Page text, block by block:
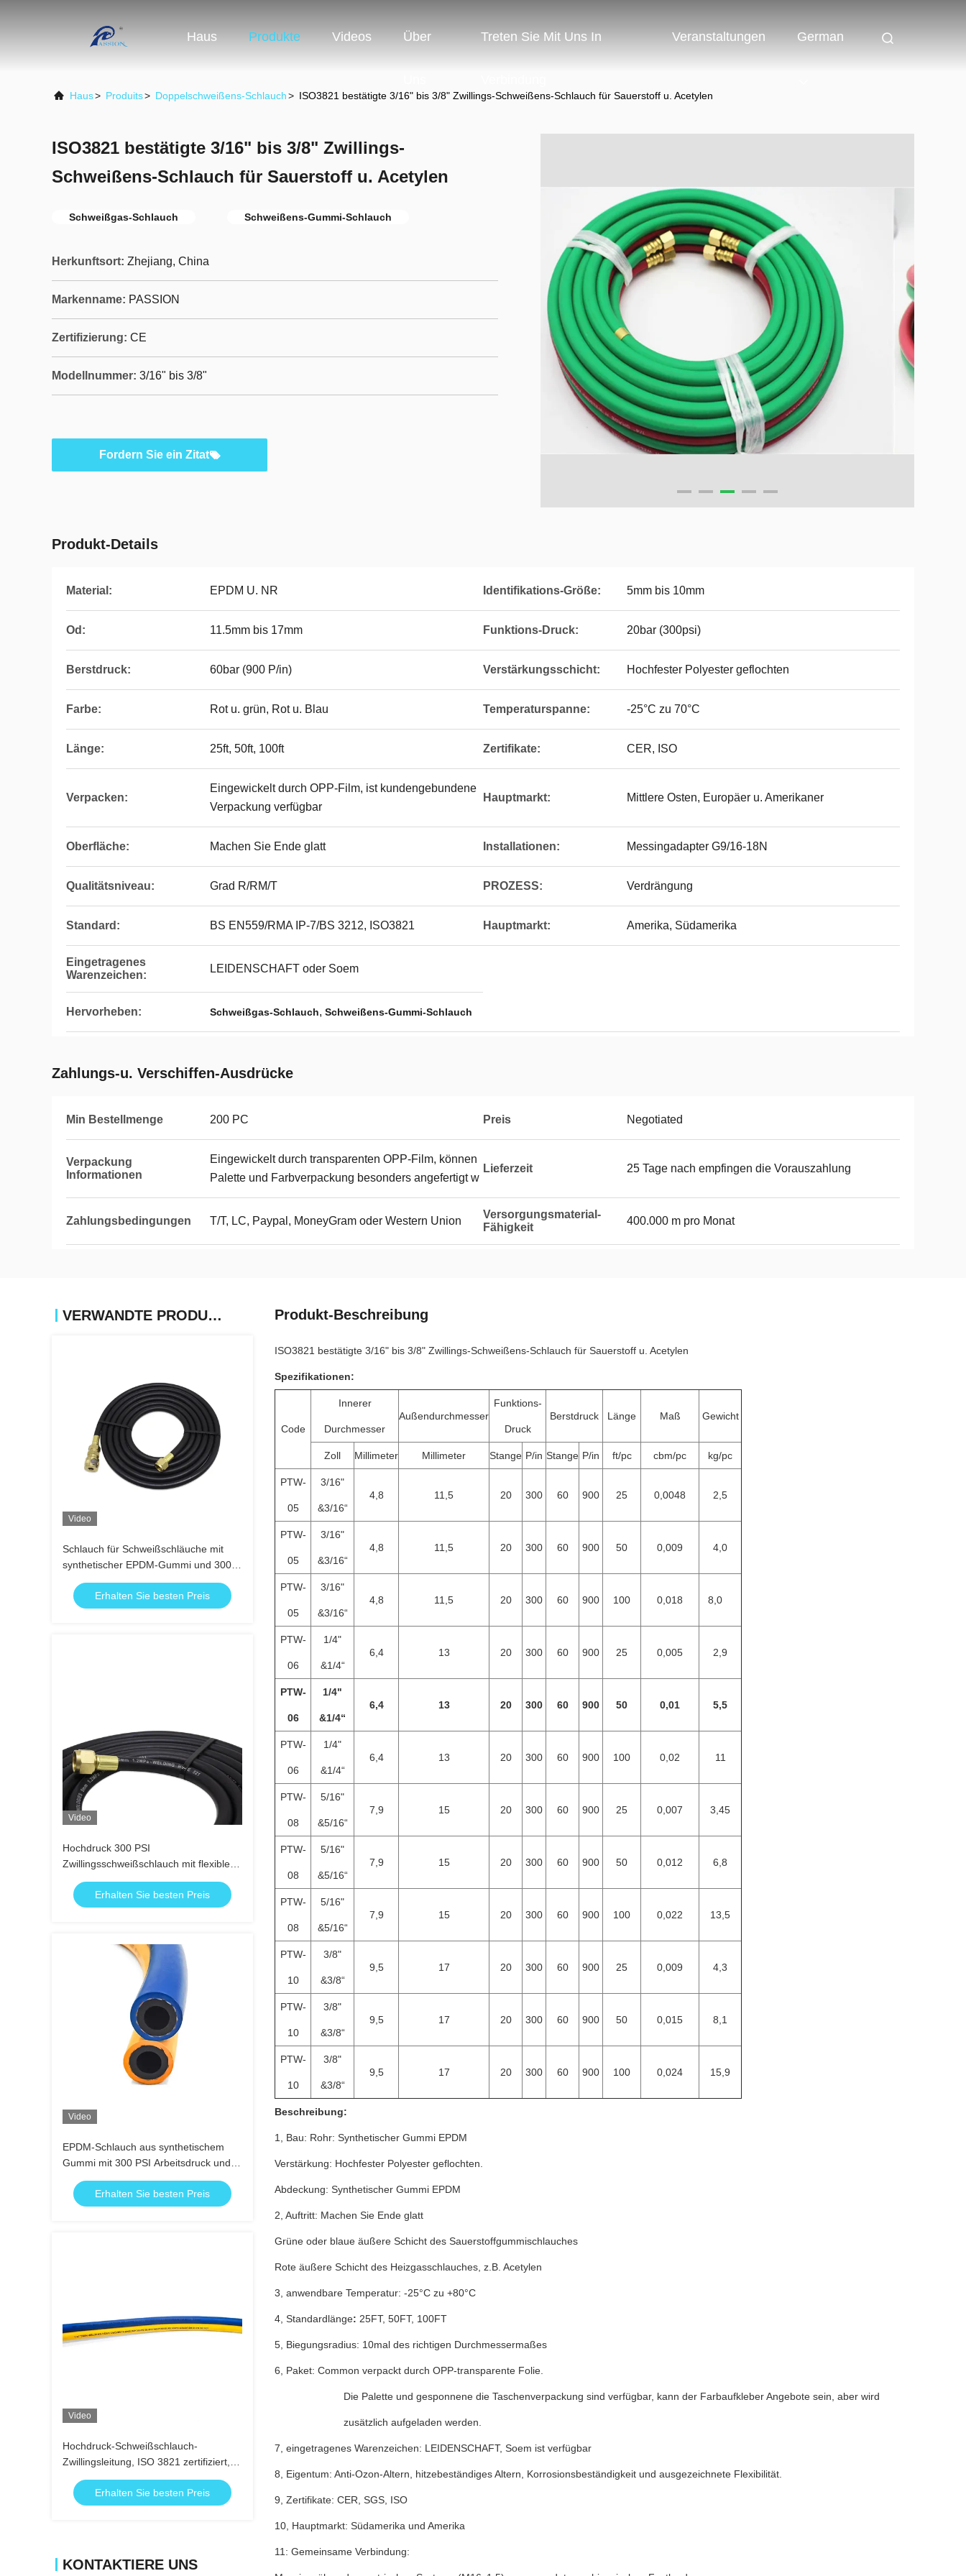
Haus Produkte Videos Über Treten Sie Mit Uns In Veranstaltungen German
Haus> Produits> Doppelschweißens-Schlauch> ISO3821 bestätigte 3/16" bis 3/8" Zwillings-Schweißens-Schlauch für Sauerstoff u. Acetylen
ISO3821 bestätigte 3/16" bis 3/8" Zwillings-
Schweißens-Schlauch für Sauerstoff u. Acetylen
Schweißgas-Schlauch Schweißens-Gummi-Schlauch
Herkunftsort: Zhejiang, China
Markenname: PASSION
Zertifizierung: CE
Modellnummer: 3/16" bis 3/8"
Fordern Sie ein Zitat
Produkt-Details
Material: EPDM U. NR Identifikations-Größe: 5mm bis 10mm
Od: 11.5mm bis 17mm Funktions-Druck: 20bar (300psi)
Berstdruck: 60bar (900 P/in) Verstärkungsschicht: Hochfester Polyester geflochten
Farbe: Rot u. grün, Rot u. Blau Temperaturspanne: -25°C zu 70°C
Länge: 25ft, 50ft, 100ft Zertifikate: CER, ISO
Verpacken:
Eingewickelt durch OPP-Film, ist kundengebundene
Verpackung verfügbar
Hauptmarkt: Mittlere Osten, Europäer u. Amerikaner
Oberfläche: Machen Sie Ende glatt Installationen: Messingadapter G9/16-18N
Qualitätsniveau: Grad R/RM/T PROZESS: Verdrängung
Standard: BS EN559/RMA IP-7/BS 3212, ISO3821 Hauptmarkt: Amerika, Südamerika
Eingetragenes
Warenzeichen:
LEIDENSCHAFT oder Soem
Hervorheben: Schweißgas-Schlauch, Schweißens-Gummi-Schlauch
Zahlungs-u. Verschiffen-Ausdrücke
Min Bestellmenge 200 PC Preis Negotiated
Verpackung
Informationen
Eingewickelt durch transparenten OPP-Film, können
Palette und Farbverpackung besonders angefertigt w
Lieferzeit 25 Tage nach empfingen die Vorauszahlung
Zahlungsbedingungen T/T, LC, Paypal, MoneyGram oder Western Union
Versorgungsmaterial-
Fähigkeit
400.000 m pro Monat
VERWANDTE PRODUKTE
Video
Schlauch für Schweißschläuche mit
synthetischer EPDM-Gummi und 300
PSI Arbeitsdruck für industrielles
SchweißenErhalten Sie besten Preis
Video
Hochdruck 300 PSI
Zwillingsschweißschlauch mit flexibler
Gummibauweise und beweglichen
Messingbefestigungen
Erhalten Sie besten Preis
Video
EPDM-Schlauch aus synthetischem
Gummi mit 300 PSI Arbeitsdruck und
ISO 3821-Zertifizierung für Baustellen
Erhalten Sie besten Preis
Video
Hochdruck-Schweißschlauch-
Zwillingsleitung, ISO 3821 zertifiziert,
mit synthetischem EPDM-Kautschuk für
Gasschweißen und -schneiden
Erhalten Sie besten Preis
KONTAKTIERE UNS
Produkt-Beschreibung
ISO3821 bestätigte 3/16" bis 3/8" Zwillings-Schweißens-Schlauch für Sauerstoff u. Acetylen
Spezifikationen:
Code
Innerer
Durchmesser
Außendurchmesser
Funktions-
Druck
Berstdruck Länge Maß Gewicht
Zoll Millimeter Millimeter Stange P/in Stange P/in ft/pc cbm/pc kg/pc
PTW-
05
3/16"
&3/16“
4,8 11,5 20 300 60 900 25 0,0048 2,5
PTW-
05
3/16"
&3/16“
4,8 11,5 20 300 60 900 50 0,009 4,0
PTW-
05
3/16"
&3/16“
4,8 11,5 20 300 60 900 100 0,018 8,0
PTW-
06
1/4"
&1/4“
6,4 13 20 300 60 900 25 0,005 2,9
PTW-
06
1/4"
&1/4“
6,4 13 20 300 60 900 50 0,01 5,5
PTW-
06
1/4"
&1/4“
6,4 13 20 300 60 900 100 0,02 11
PTW-
08
5/16"
&5/16“
7,9 15 20 300 60 900 25 0,007 3,45
PTW-
08
5/16"
&5/16“
7,9 15 20 300 60 900 50 0,012 6,8
PTW-
08
5/16"
&5/16“
7,9 15 20 300 60 900 100 0,022 13,5
PTW-
10
3/8"
&3/8“
9,5 17 20 300 60 900 25 0,009 4,3
PTW-
10
3/8"
&3/8“
9,5 17 20 300 60 900 50 0,015 8,1
PTW-
10
3/8"
&3/8“
9,5 17 20 300 60 900 100 0,024 15,9
Beschreibung:
1, Bau: Rohr: Synthetischer Gummi EPDM
Verstärkung: Hochfester Polyester geflochten.
Abdeckung: Synthetischer Gummi EPDM
2, Auftritt: Machen Sie Ende glatt
Grüne oder blaue äußere Schicht des Sauerstoffgummischlauches
Rote äußere Schicht des Heizgasschlauches, z.B. Acetylen
3, anwendbare Temperatur: -25°C zu +80°C
4, Standardlänge: 25FT, 50FT, 100FT
5, Biegungsradius: 10mal des richtigen Durchmessermaßes
6, Paket: Common verpackt durch OPP-transparente Folie.
Die Palette und gesponnene die Taschenverpackung sind verfügbar, kann der Farbaufkleber Angebote sein, aber wird
zusätzlich aufgeladen werden.
7, eingetragenes Warenzeichen: LEIDENSCHAFT, Soem ist verfügbar
8, Eigentum: Anti-Ozon-Altern, hitzebeständiges Altern, Korrosionsbeständigkeit und ausgezeichnete Flexibilität.
9, Zertifikate: CER, SGS, ISO
10, Hauptmarkt: Südamerika und Amerika
11: Gemeinsame Verbindung: